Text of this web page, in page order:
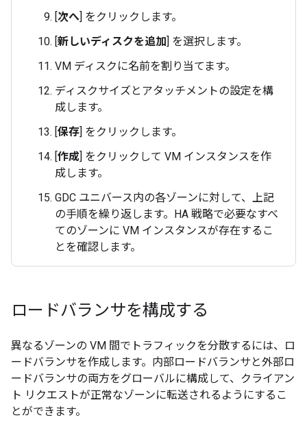
[次へ] をクリックします。
[新しいディスクを追加] を選択します。
VM ディスクに名前を割り当てます。
ディスクサイズとアタッチメントの設定を構
成します。
[保存] をクリックします。
[作成] をクリックして VM インスタンスを作
成します。
GDC ユニバース内の各ゾーンに対して、上記
の手順を繰り返します。HA 戦略で必要なすべ
てのゾーンに VM インスタンスが存在するこ
とを確認します。
ロードバランサを構成する
異なるゾーンの VM 間でトラフィックを分散するには、ロ
ードバランサを作成します。内部ロードバランサと外部ロ
ードバランサの両方をグローバルに構成して、クライアン
ト リクエストが正常なゾーンに転送されるようにするこ
とができます。